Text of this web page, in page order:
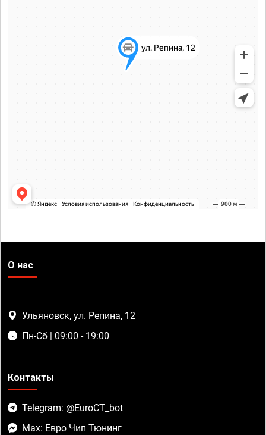
О нас
Ульяновск, ул. Репина, 12
Пн-Сб | 09:00 - 19:00
Контакты
Telegram: @EuroCT_bot
Max: Евро Чип Тюнинг